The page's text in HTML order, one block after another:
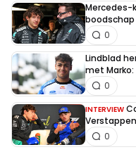
Mercedes-
boodschap
0
Lindblad
met
0
INTERVIEW
0